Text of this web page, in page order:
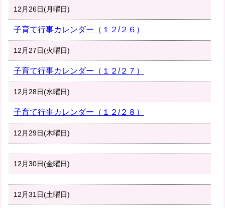
12月26日(月曜日)
子育て行事カレンダー（１２/２６）
12月27日(火曜日)
子育て行事カレンダー（１２/２７）
12月28日(水曜日)
子育て行事カレンダー（１２/２８）
12月29日(木曜日)
12月30日(金曜日)
12月31日(土曜日)